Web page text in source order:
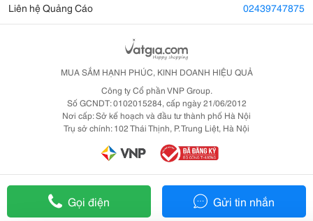
Gọi điện Gửi tin nhắn
Liên hệ Quảng Cáo 02439747875
MUA SẮM HẠNH PHÚC, KINH DOANH HIỆU QUẢ
Công ty Cổ phần VNP Group.
Số GCNDT: 0102015284, cấp ngày 21/06/2012
Nơi cấp: Sở kế hoạch và đầu tư thành phố Hà Nội
Trụ sở chính: 102 Thái Thịnh, P. Trung Liệt, Hà Nội